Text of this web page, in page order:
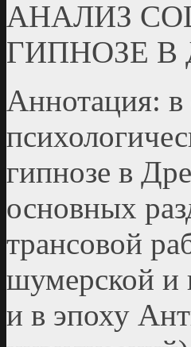
АНАЛИЗ
ГИПНОЗЕ
Аннотация: в
гипнозе в
основных
трансовой
шумерской и
и в эпоху